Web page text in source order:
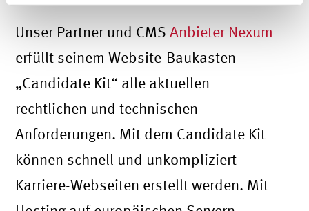
Unser Partner und CMSAnbieter Nexum
erfüllt seinem Website-Baukasten
„Candidate Kit“ alle aktuellen
rechtlichen und technischen
Anforderungen. Mit dem Candidate Kit
können schnell und unkompliziert
Karriere-Webseiten erstellt werden. Mit